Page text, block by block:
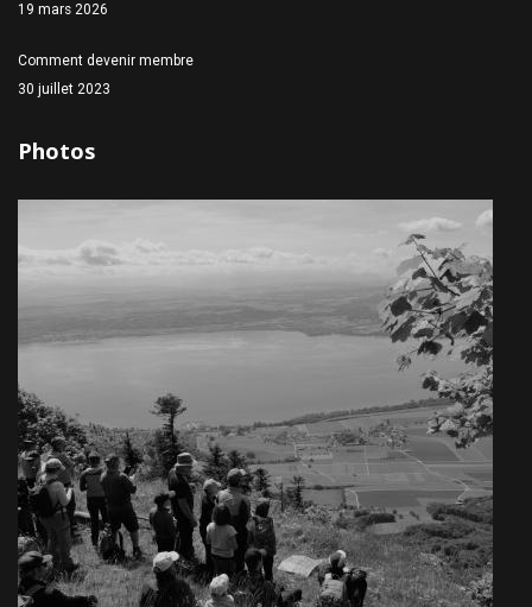
19 mars 2026
Comment devenir membre
30 juillet 2023
Photos